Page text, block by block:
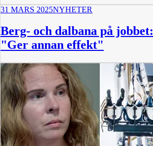
31 MARS 2025NYHETER
Berg- och dalbana på jobbet:
"Ger annan effekt"